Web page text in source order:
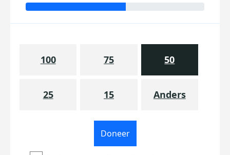
100 75 50
25 15 Anders
Doneer